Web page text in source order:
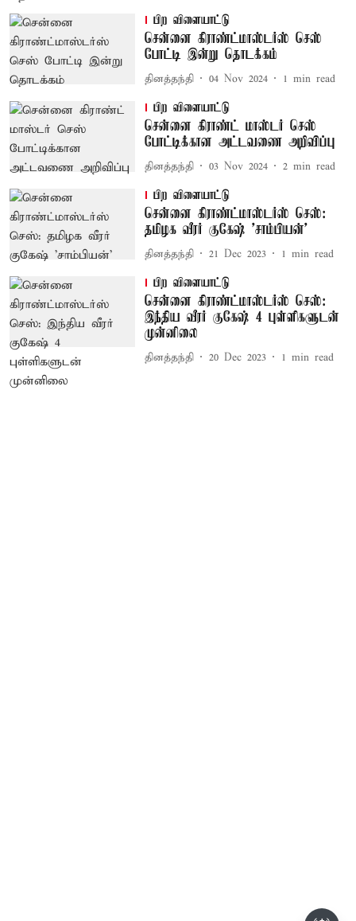
பிற விளையாட்டு
சென்னை கிராண்ட்மாஸ்டர்ஸ் செஸ்
போட்டி இன்று தொடக்கம்
தினத்தந்தி 04 Nov 2024 1 min read
பிற விளையாட்டு
சென்னை கிராண்ட் மாஸ்டர் செஸ்
போட்டிக்கான அட்டவணை அறிவிப்பு
தினத்தந்தி 03 Nov 2024 2 min read
பிற விளையாட்டு
சென்னை கிராண்ட்மாஸ்டர்ஸ் செஸ்:
தமிழக வீரர் குகேஷ் 'சாம்பியன்'
தினத்தந்தி 21 Dec 2023 1 min read
பிற விளையாட்டு
சென்னை கிராண்ட்மாஸ்டர்ஸ் செஸ்:
இந்திய வீரர் குகேஷ் 4 புள்ளிகளுடன்
முன்னிலை
தினத்தந்தி 20 Dec 2023 1 min read